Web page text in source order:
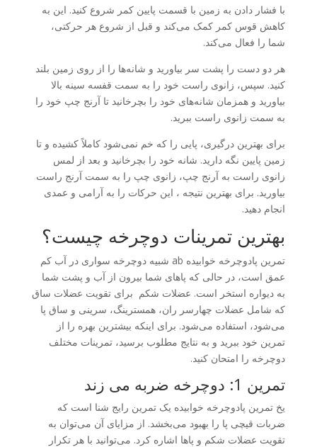
با فشار دادن به زمین با قسمت پایین کمر شروع کنید. این به
کاهش قوس کمر کمک می‌کند و قبل از شروع هر حرکتی،
شما را فعال می‌کند.
هر دو دست را پشت سر بیاورید و شانه‌ها را از روی زمین بلند
کنید. سپس، زانوی راست خود را به سمت قفسه سینه بالا
بیاورید و همزمان شانه‌های خود را بچرخانید تا آرنج چپ خود را
به سمت زانوی راست ببرید.
برای بهترین درگیری، پایی را که خم نمی‌شود کاملاً کشیده و تا
زمین پایین نگه دارید. شانه خود را بچرخانید و بعد از لمس
زانوی راست به آرنج چپ، زانوی چپ را به سمت آرنج راست
بیاورید. برای بهترین نتیجه ، این حرکات را به آرامی و عمدی
انجام دهید.
بهترین تمرینات دوچرخه چیست؟
تمرین پادوچرخه خوابیده ab شبیه دوچرخه سواری در آب کم
عمق است، در حالی که پاهای شما بیرون از آب و پشت شما
به دیواره استخر است. عضلات شکم برای تقویت عضلات ساق
که شامل عضلات چهارسر ران، همسترینگ، سرینی و ساق پا
می‌شود، استفاده می‌شود. برای اینکه بیشترین بهره را از
تمرین خود ببرید و به نتایج مطلوب برسید، تمرینات مختلف
دوچرخه را امتحان کنید.
تمرین 1: دوچرخه ضربه می زند
یخ تمرین پادوچرخه خوابیده یک تمرین رایج شنا است که
ضربات قیچی پا را بهبود می‌بخشد. از مزایای آن می‌توان به
تقویت عضلات شکم و پاها اشاره کرد. می‌توانید با هر تکرار